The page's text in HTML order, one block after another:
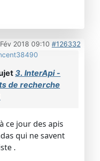
2018 09:10 #126332
3. InterApi -
de recherche
ce jour des apis
qui ne savent
.